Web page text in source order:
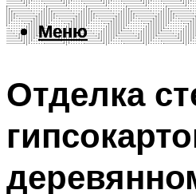
Меню
Меню
Отделка